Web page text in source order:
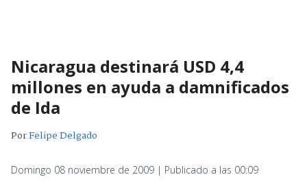
Nicaragua destinará USD 4,4
millones en ayuda a damnificados
de Ida
PorFelipe Delgado
Domingo 08 noviembre de 2009 | Publicado a las 00:09